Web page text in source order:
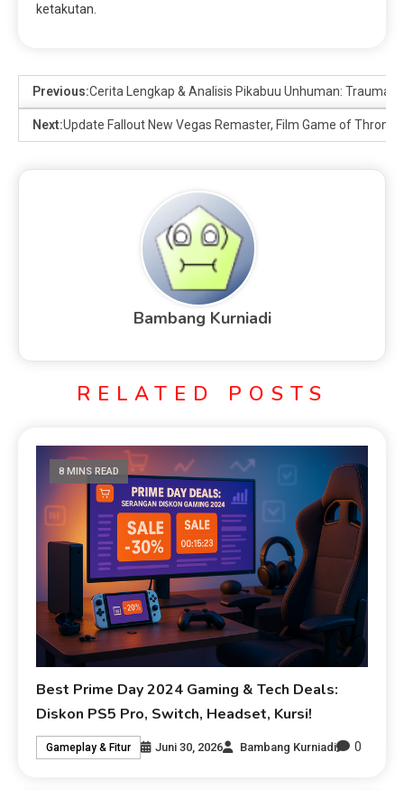
ketakutan.
Previous:Cerita Lengkap & Analisis Pikabuu Unhuman: Trauma,
Next:Update Fallout New Vegas Remaster, Film Game of
Bambang Kurniadi
RELATED POSTS
8 MINS READ
Best Prime Day 2024 Gaming & Tech Deals:
Diskon PS5 Pro, Switch, Headset, Kursi!
Gameplay & Fitur Juni 30, 2026 Bambang Kurniadi 0